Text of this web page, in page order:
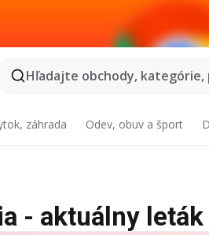
Hľadajte obchody, kategórie,
záhrada Odev, obuv a šport
- aktuálny leták